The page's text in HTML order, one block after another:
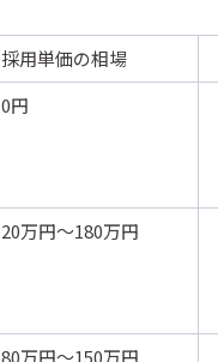
採用単価の相場
0円
20万円～180万円
80万円～150万円